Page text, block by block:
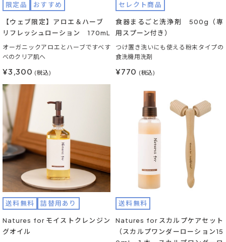
限定品 おすすめ
【ウェブ限定】アロエ＆ハーブ
リフレッシュローション 170mL
オーガニックアロエとハーブですべす
べのクリア肌へ
¥3,300 (税込)
セレクト商品
食器まるごと洗浄剤 500g（専
用スプーン付き）
つけ置き洗いにも使える粉末タイプの
食洗機用洗剤
¥770 (税込)
送料無料 詰替用あり
Natures for モイストクレンジン
グオイル
送料無料
Natures for スカルプケアセット
（スカルプワンダーローション15